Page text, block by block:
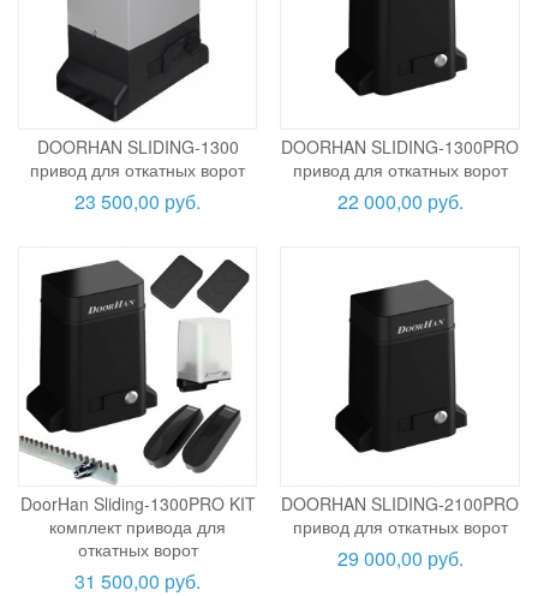
DOORHAN SLIDING-1300
привод для откатных ворот
23 500,00 руб.
DOORHAN SLIDING-1300PRO
привод для откатных ворот
22 000,00 руб.
DoorHan Sliding-1300PRO KIT
комплект привода для
откатных ворот
31 500,00 руб.
DOORHAN SLIDING-2100PRO
привод для откатных ворот
29 000,00 руб.